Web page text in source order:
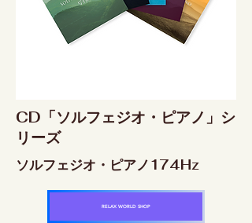
CD「ソルフェジオ・ピアノ」シ
リーズ
ソルフェジオ・ピアノ174Hz
RELAX WORLD SHOP